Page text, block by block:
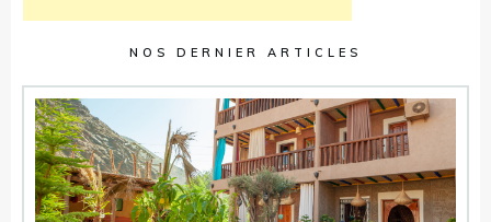
NOS DERNIER ARTICLES